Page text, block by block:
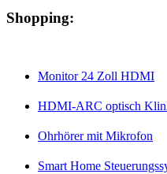
Shopping:
Monitor 24 Zoll HDMI
HDMI-ARC optisch
Ohrhörer mit Mikrofon
Smart Home